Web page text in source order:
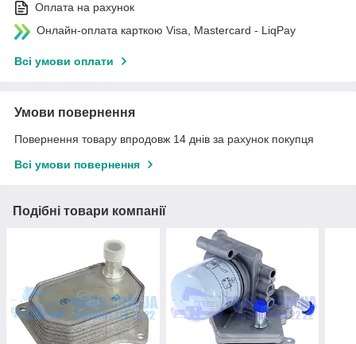
Оплата на рахунок
Онлайн-оплата карткою Visa, Mastercard - LiqPay
Всі умови оплати
Умови повернення
Повернення товару впродовж 14 днів за рахунок покупця
Всі умови повернення
Подібні товари компанії